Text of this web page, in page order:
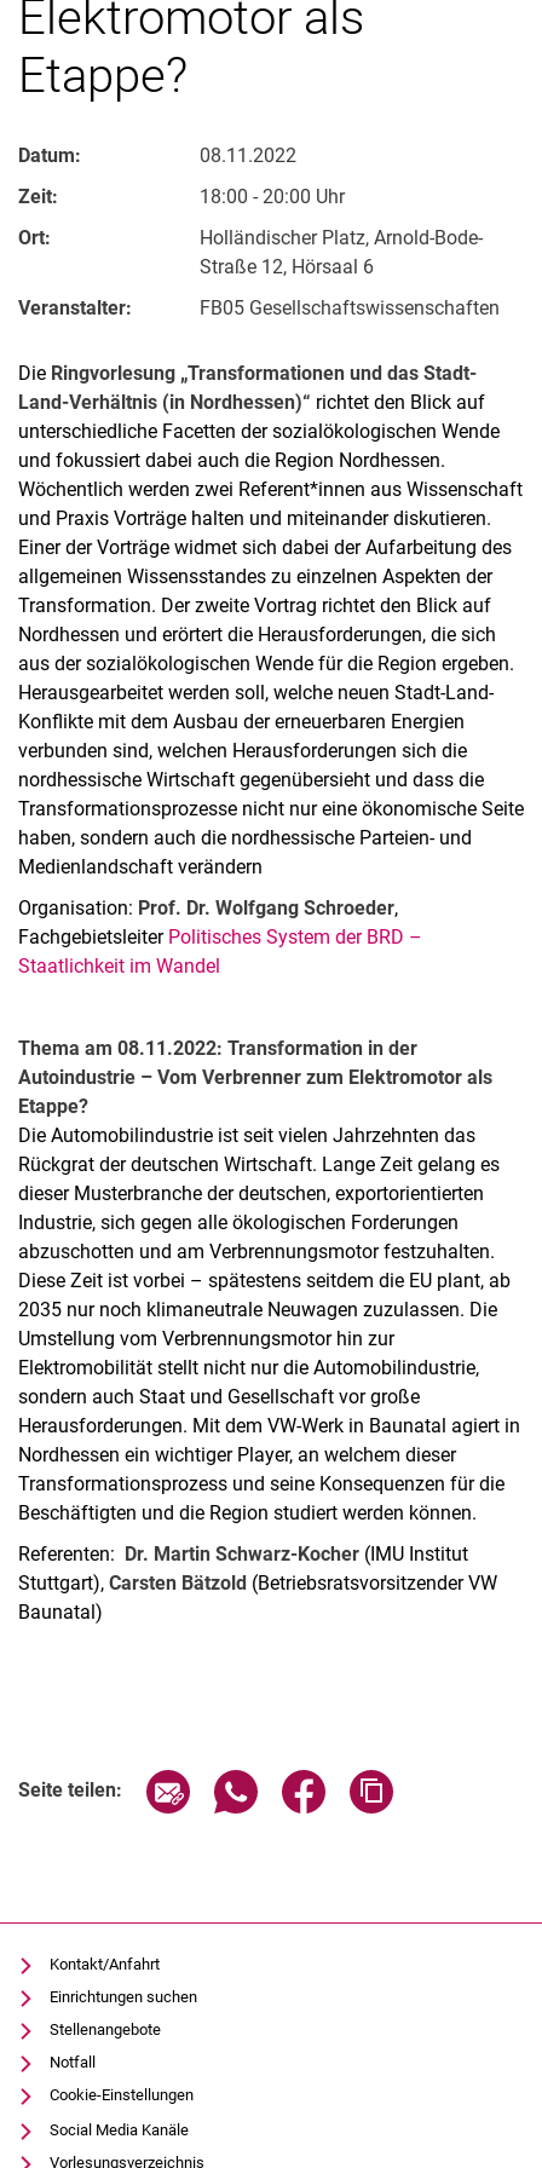
Elektromotor als
Etappe?
Datum:
08.11.2022
Zeit:
18:00 - 20:00 Uhr
Ort:
Holländischer Platz, Arnold-Bode-
Straße 12, Hörsaal 6
Veranstalter:
FB05 Gesellschaftswissenschaften
Die Ringvorlesung „Transformationen und das Stadt-
Land-Verhältnis (in Nordhessen)“ richtet den Blick auf
unterschiedliche Facetten der sozialökologischen Wende
und fokussiert dabei auch die Region Nordhessen.
Wöchentlich werden zwei Referent*innen aus Wissenschaft
und Praxis Vorträge halten und miteinander diskutieren.
Einer der Vorträge widmet sich dabei der Aufarbeitung des
allgemeinen Wissensstandes zu einzelnen Aspekten der
Transformation. Der zweite Vortrag richtet den Blick auf
Nordhessen und erörtert die Herausforderungen, die sich
aus der sozialökologischen Wende für die Region ergeben.
Herausgearbeitet werden soll, welche neuen Stadt-Land-
Konflikte mit dem Ausbau der erneuerbaren Energien
verbunden sind, welchen Herausforderungen sich die
nordhessische Wirtschaft gegenübersieht und dass die
Transformationsprozesse nicht nur eine ökonomische Seite
haben, sondern auch die nordhessische Parteien- und
Medienlandschaft verändern
Organisation: Prof. Dr. Wolfgang Schroeder,
Fachgebietsleiter Politisches System der BRD –
Staatlichkeit im Wandel
Thema am 08.11.2022: Transformation in der
Autoindustrie – Vom Verbrenner zum Elektromotor als
Etappe?
Die Automobilindustrie ist seit vielen Jahrzehnten das
Rückgrat der deutschen Wirtschaft. Lange Zeit gelang es
dieser Musterbranche der deutschen, exportorientierten
Industrie, sich gegen alle ökologischen Forderungen
abzuschotten und am Verbrennungsmotor festzuhalten.
Diese Zeit ist vorbei – spätestens seitdem die EU plant, ab
2035 nur noch klimaneutrale Neuwagen zuzulassen. Die
Umstellung vom Verbrennungsmotor hin zur
Elektromobilität stellt nicht nur die Automobilindustrie,
sondern auch Staat und Gesellschaft vor große
Herausforderungen. Mit dem VW-Werk in Baunatal agiert in
Nordhessen ein wichtiger Player, an welchem dieser
Transformationsprozess und seine Konsequenzen für die
Beschäftigten und die Region studiert werden können.
Referenten: Dr. Martin Schwarz-Kocher (IMU Institut
Stuttgart), Carsten Bätzold (Betriebsratsvorsitzender VW
Baunatal)
Seite teilen: Seite über E-Mail teilen
Seite über WhatsApp teilen
Seite über Facebook
Kontakt/Anfahrt
Einrichtungen suchen
Stellenangebote
Notfall
Cookie-Einstellungen
Social Media Kanäle
Vorlesungsverzeichnis